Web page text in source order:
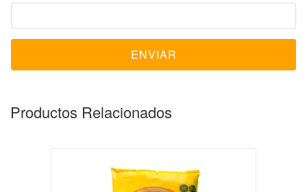
Productos Relacionados